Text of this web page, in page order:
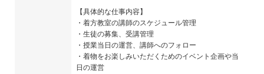
【具体的な仕事内容】
・着方教室の講師のスケジュール管理
・生徒の募集、受講管理
・授業当日の運営、講師へのフォロー
・着物をお楽しみいただくためのイベント企画や当
日の運営